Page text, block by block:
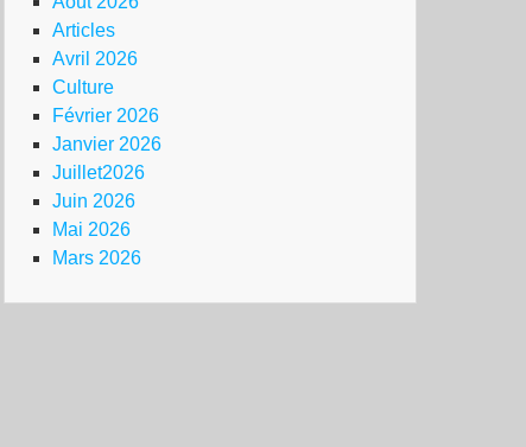
Articles
Avril 2026
Culture
Février 2026
Janvier 2026
Juillet2026
Juin 2026
Mai 2026
Mars 2026